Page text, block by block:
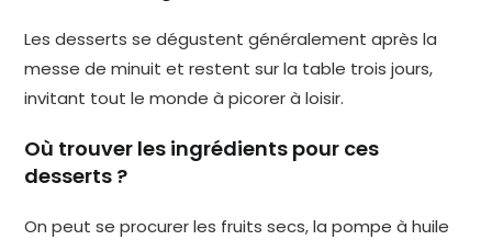
Les desserts se dégustent généralement après la
messe de minuit et restent sur la table trois jours,
invitant tout le monde à picorer à loisir.
Où trouver les ingrédients pour ces
desserts ?
On peut se procurer les fruits secs, la pompe à huile